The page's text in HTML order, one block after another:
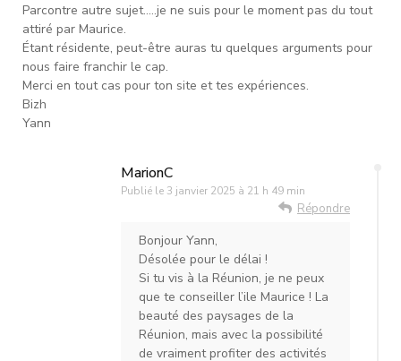
Parcontre autre sujet…..je ne suis pour le moment pas du tout
attiré par Maurice.
Étant résidente, peut-être auras tu quelques arguments pour
nous faire franchir le cap.
Merci en tout cas pour ton site et tes expériences.
Bizh
Yann
MarionC
Publié le 3 janvier 2025 à 21 h 49 min
Répondre
Bonjour Yann,
Désolée pour le délai !
Si tu vis à la Réunion, je ne peux
que te conseiller l’ile Maurice ! La
beauté des paysages de la
Réunion, mais avec la possibilité
de vraiment profiter des activités